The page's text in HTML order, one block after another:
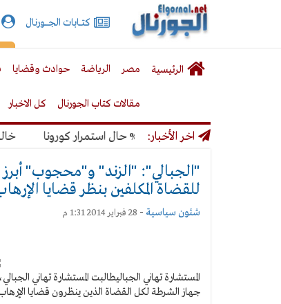
الجورنال
نت
كتـــابات الجـــــورنال
الرئيسية مصر الرياضة حوادث وقضايا
مقالات كتاب الجورنال كل الاخبار
اخر الأخبار:بنسبة 50% حال استمرار كورونا خالد
"الجبالي": "الزند" و"محجوب" أبرز
للقضاة المكلفين بنظر قضايا
شئون سياسية - 28 فبراير 2014 1:31 م
المستشارة تهاني الجباليطالبت المستشارة تهاني
جهاز الشرطة لكل القضاة الذين ينظرون قضايا